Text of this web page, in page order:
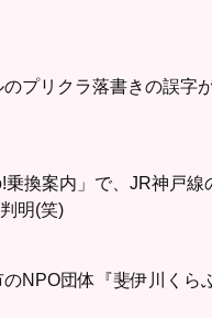
プリクラ落書きの誤字
乗換案内」で、JR神戸
明(笑)
NPO団体『斐伊川く